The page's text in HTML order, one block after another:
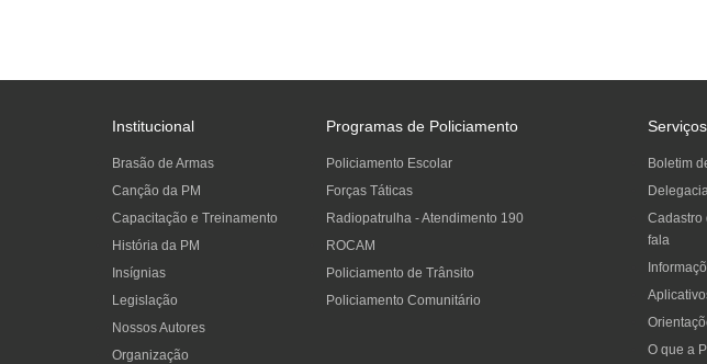
Institucional
Brasão de Armas
Canção da PM
Capacitação e Treinamento
História da PM
Insígnias
Legislação
Nossos Autores
Organização
Programas de Policiamento
Policiamento Escolar
Forças Táticas
Radiopatrulha - Atendimento 190
ROCAM
Policiamento de Trânsito
Policiamento Comunitário
Serviços
Boletim
Cadastro
fala
O que a